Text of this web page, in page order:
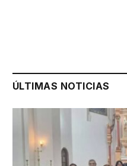
ÚLTIMAS NOTICIAS